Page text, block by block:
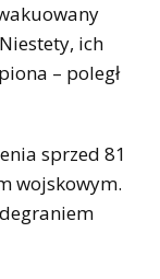
ich
– poległ
sprzed 81
wojskowym.